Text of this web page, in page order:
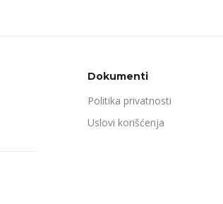
Dokumenti
Politika privatnosti
Uslovi korišćenja